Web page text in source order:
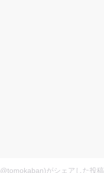
がシェアした投稿